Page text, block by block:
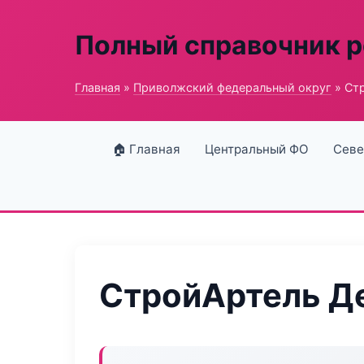
Полный справочник
Главная » Приволжский федеральный округ »
🏠 Главная Центральный ФО
СтройАртель